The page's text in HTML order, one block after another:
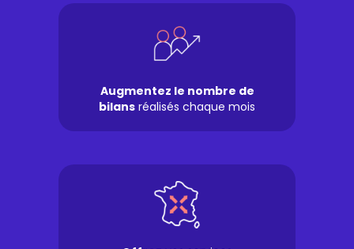
Augmentez le nombre de
bilans réalisés chaque mois